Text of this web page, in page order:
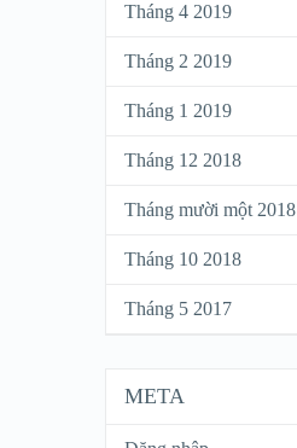
Tháng 4 2019
Tháng 2 2019
Tháng 1 2019
Tháng 12 2018
Tháng mười một 2018
Tháng 10 2018
Tháng 5 2017
META